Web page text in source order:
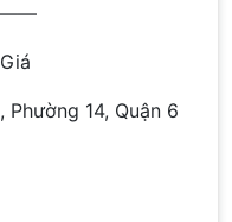
14, Quận 6